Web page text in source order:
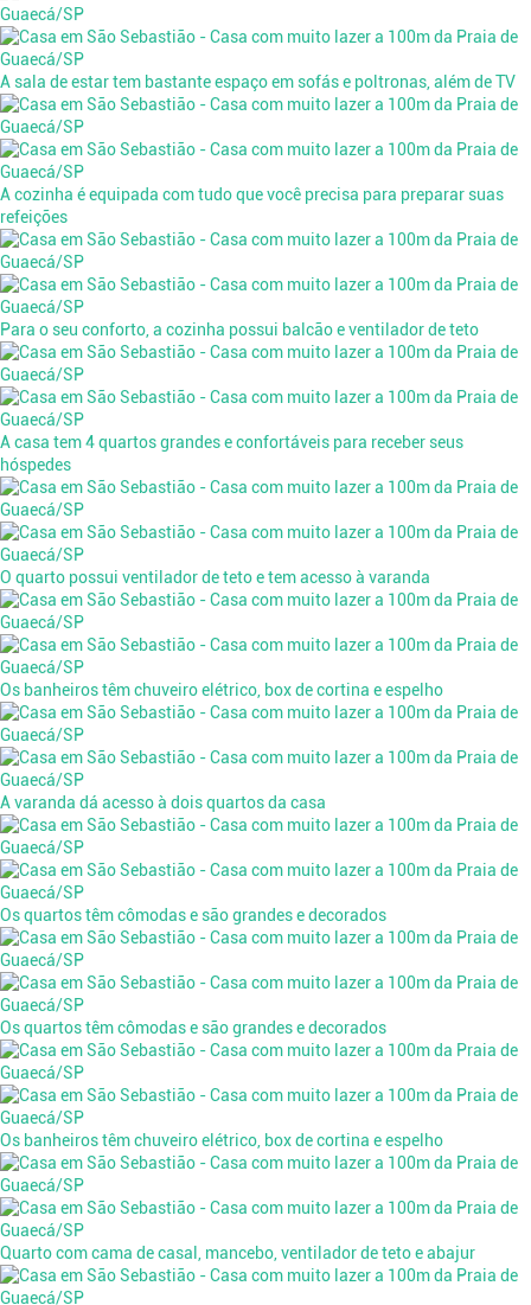
A sala de estar tem bastante espaço em sofás e poltronas, além de TV
A cozinha é equipada com tudo que você precisa para preparar suas
refeições
Para o seu conforto, a cozinha possui balcão e ventilador de teto
A casa tem 4 quartos grandes e confortáveis para receber seus
hóspedes
O quarto possui ventilador de teto e tem acesso à varanda
Os banheiros têm chuveiro elétrico, box de cortina e espelho
A varanda dá acesso à dois quartos da casa
Os quartos têm cômodas e são grandes e decorados
Os quartos têm cômodas e são grandes e decorados
Os banheiros têm chuveiro elétrico, box de cortina e espelho
Quarto com cama de casal, mancebo, ventilador de teto e abajur